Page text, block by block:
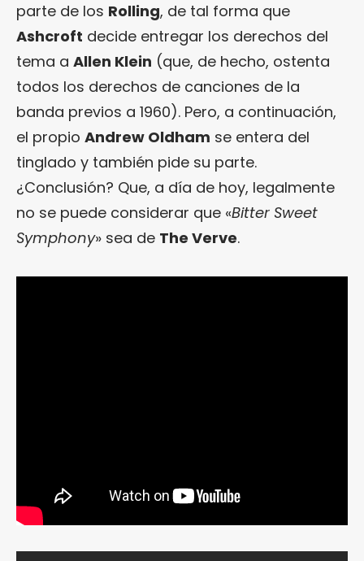
parte de los Rolling, de tal forma que
Ashcroft decide entregar los derechos del
tema a Allen Klein (que, de hecho, ostenta
todos los derechos de canciones de la
banda previos a 1960). Pero, a continuación,
el propio Andrew Oldham se entera del
tinglado y también pide su parte.
¿Conclusión? Que, a día de hoy, legalmente
no se puede considerar que «Bitter Sweet
Symphony» sea de The Verve.